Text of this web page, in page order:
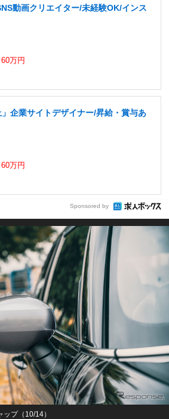
動画クリエイター/未経験OK/インス
万円
」企業サイトデザイナー/昇給・賞与あ
万円
Sponsored by
プ（10/14）